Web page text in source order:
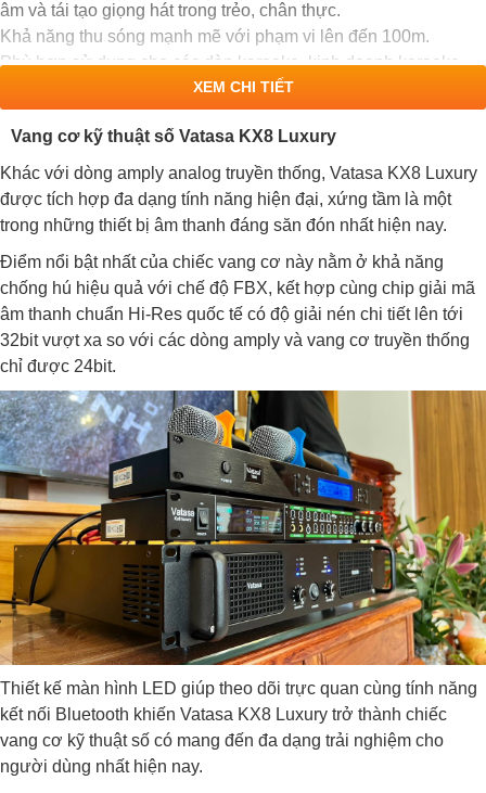
âm và tái tạo giọng hát trong trẻo, chân thực.
Khả năng thu sóng mạnh mẽ với phạm vi lên đến 100m.
Phù hợp sử dụng cho các dàn karaoke, kinh doanh karaoke,
hội nghị và sân khấu chuyên nghiệp.
XEM CHI TIẾT
Vang cơ kỹ thuật số Vatasa KX8 Luxury
Khác với dòng amply analog truyền thống, Vatasa KX8 Luxury
được tích hợp đa dạng tính năng hiện đại, xứng tầm là một
trong những thiết bị âm thanh đáng săn đón nhất hiện nay.
Điểm nổi bật nhất của chiếc vang cơ này nằm ở khả năng
chống hú hiệu quả với chế độ FBX, kết hợp cùng chip giải mã
âm thanh chuẩn Hi-Res quốc tế có độ giải nén chi tiết lên tới
32bit vượt xa so với các dòng amply và vang cơ truyền thống
chỉ được 24bit.
Thiết kế màn hình LED giúp theo dõi trực quan cùng tính năng
kết nối Bluetooth khiến Vatasa KX8 Luxury trở thành chiếc
vang cơ kỹ thuật số có mang đến đa dạng trải nghiệm cho
người dùng nhất hiện nay.